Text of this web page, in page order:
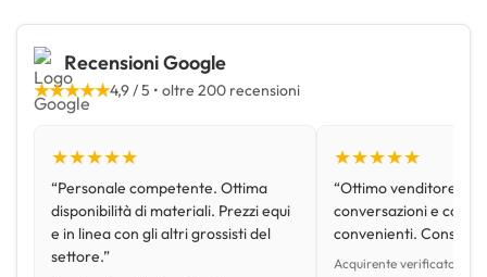
Recensioni Google
★★★★★4,9 / 5 • oltre 200 recensioni
★★★★★
“Personale competente. Ottima
disponibilità di materiali. Prezzi equi
e in linea con gli altri grossisti del
settore.”
★★★★★
“Ottimo venditore,
conversazioni e con
convenienti.
Acquirente verificato •